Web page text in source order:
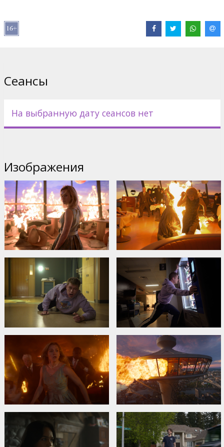
В ролях:
Brec Bassinger
Сайты:
Сеансы
На выбранную дату сеансов нет
Изображения